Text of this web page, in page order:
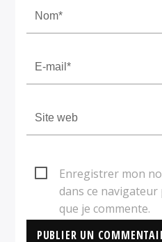
Enregistrer mon
dans ce
que je commente.